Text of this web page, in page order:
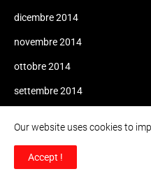
dicembre 2014
novembre 2014
ottobre 2014
settembre 2014
giugno 2014
Our website uses cookies to
Accept !